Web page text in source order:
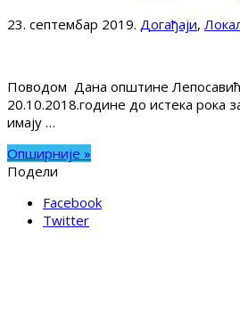
23. септембар 2019. Догађаји,
Поводом Дана општине Лепосавић
20.10.2018.године до истека рока
имају …
Опширније »
Подели
Facebook
Twitter